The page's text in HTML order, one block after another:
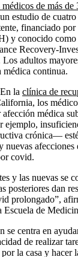
de más de
estudio de
financiado
y conocido
Recovery-
adultos
continua.
la clínica de
los
médica
ejemplo,
crónica—
nuevas afecciones
covid.
y las nuevas se
posteriores dan
prolongado”,
Escuela de
se centra en
de realizar
la casa y hacer